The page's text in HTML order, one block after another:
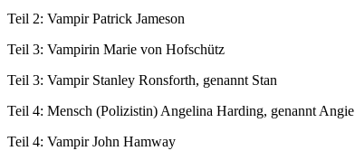
Teil 2: Vampir Patrick Jameson
Teil 3: Vampirin Marie von Hofschütz
Teil 3: Vampir Stanley Ronsforth, genannt Stan
Teil 4: Mensch (Polizistin) Angelina Harding, genannt Angie
Teil 4: Vampir John Hamway